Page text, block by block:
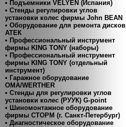
• Подъемники VELYEN (Испания)
• Cтенды регулировки углов
установки колес фирмы John BEAN
• Оборудование для ремонта дисков
АТЕК
• Профессиональный инструмент
фирмы KING TONY (наборы)
• Профессиональный инструмент
фирмы KING TONY (отдельный
инструмент)
• Гаражное оборудование
ОМА/WERTHER
• Стенды для регулировки углов
установки колес (РУУК) G-point
• Шиномонтажное оборудование
фирмы СТОРМ (г. Санкт-Петербург)
• Диагностическое оборудование